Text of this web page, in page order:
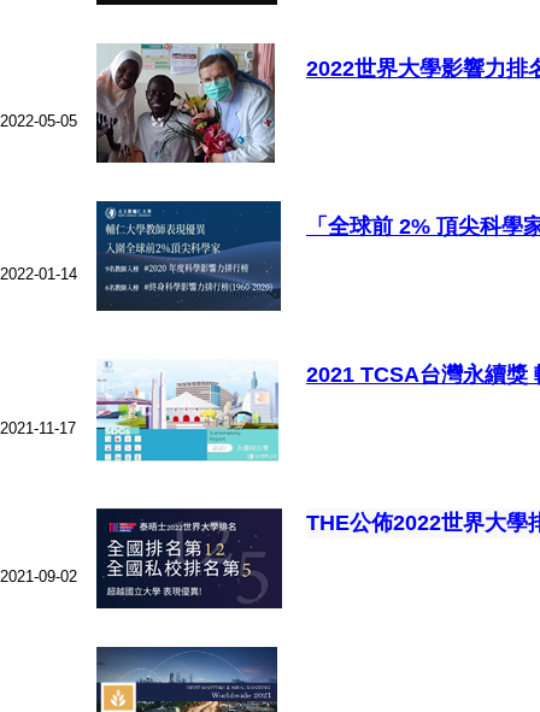
2022-05-05
2022世界大學影響力排
2022-01-14
「全球前 2% 頂尖科學
2021-11-17
2021 TCSA台灣永續獎
2021-09-02
THE公佈2022世界大